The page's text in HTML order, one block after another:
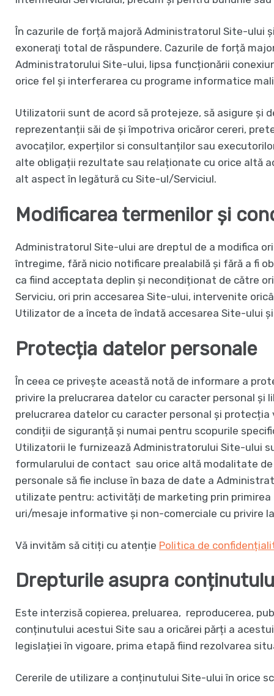
În cazurile de forță majoră Administratorul Site-ului
exoneraţi total de răspundere. Cazurile de forță
Administratorului Site-ului, lipsa funcționării
orice fel și interferarea cu programe informatice
Utilizatorii sunt de acord să protejeze, să asigure și
reprezentanții săi de și împotriva oricăror cereri,
avocaților, experților si consultanților sau
alte obligații rezultate sau relaționate cu orice altă
alt aspect în legătură cu Site-ul/Serviciul.
Modificarea termenilor și
Administratorul Site-ului are dreptul de a modifica
întregime, fără nicio notificare prealabilă și fără a fi
ca fiind acceptata deplin și necondiționat de către
Serviciu, ori prin accesarea Site-ului, intervenite
Utilizator de a înceta de îndată accesarea Site-ului
Protecția datelor personale
În ceea ce privește această notă de informare a
privire la prelucrarea datelor cu caracter personal
prelucrarea datelor cu caracter personal și
condiții de siguranță și numai pentru scopurile
Utilizatorii le furnizează Administratorului Site-ului
formularului de contact sau orice altă modalitate
personale să fie incluse în baza de date a
utilizate pentru: activități de marketing prin
uri/mesaje informative și non-comerciale cu privire
Vă invităm să citiți cu atenție Politica de
Drepturile asupra
Este interzisă copierea, preluarea, reproducerea,
conținutului acestui Site sau a oricărei părți a
legislației în vigoare, prima etapă fiind rezolvarea
Cererile de utilizare a conținutului Site-ului în orice